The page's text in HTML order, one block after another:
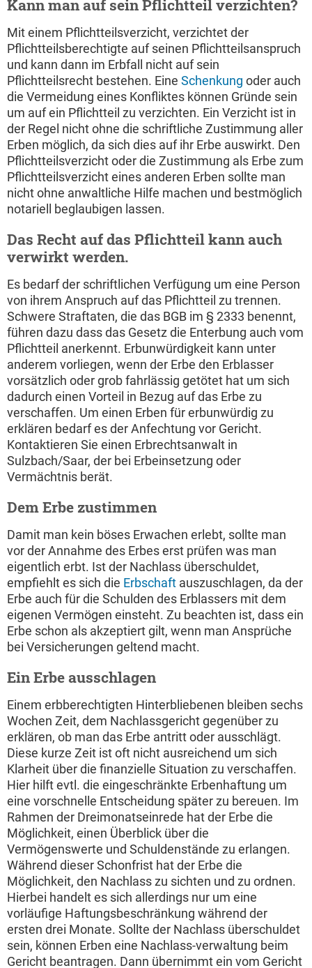
Kann man auf sein Pflichtteil verzichten?
Mit einem Pflichtteilsverzicht, verzichtet der
Pflichtteilsberechtigte auf seinen Pflichtteilsanspruch
und kann dann im Erbfall nicht auf sein
Pflichtteilsrecht bestehen. Eine Schenkung oder auch
die Vermeidung eines Konfliktes können Gründe sein
um auf ein Pflichtteil zu verzichten. Ein Verzicht ist in
der Regel nicht ohne die schriftliche Zustimmung aller
Erben möglich, da sich dies auf ihr Erbe auswirkt. Den
Pflichtteilsverzicht oder die Zustimmung als Erbe zum
Pflichtteilsverzicht eines anderen Erben sollte man
nicht ohne anwaltliche Hilfe machen und bestmöglich
notariell beglaubigen lassen.
Das Recht auf das Pflichtteil kann auch
verwirkt werden.
Es bedarf der schriftlichen Verfügung um eine Person
von ihrem Anspruch auf das Pflichtteil zu trennen.
Schwere Straftaten, die das BGB im § 2333 benennt,
führen dazu dass das Gesetz die Enterbung auch vom
Pflichtteil anerkennt. Erbunwürdigkeit kann unter
anderem vorliegen, wenn der Erbe den Erblasser
vorsätzlich oder grob fahrlässig getötet hat um sich
dadurch einen Vorteil in Bezug auf das Erbe zu
verschaffen. Um einen Erben für erbunwürdig zu
erklären bedarf es der Anfechtung vor Gericht.
Kontaktieren Sie einen Erbrechtsanwalt in
Sulzbach/Saar, der bei Erbeinsetzung oder
Vermächtnis berät.
Dem Erbe zustimmen
Damit man kein böses Erwachen erlebt, sollte man
vor der Annahme des Erbes erst prüfen was man
eigentlich erbt. Ist der Nachlass überschuldet,
empfiehlt es sich die Erbschaft auszuschlagen, da der
Erbe auch für die Schulden des Erblassers mit dem
eigenen Vermögen einsteht. Zu beachten ist, dass ein
Erbe schon als akzeptiert gilt, wenn man Ansprüche
bei Versicherungen geltend macht.
Ein Erbe ausschlagen
Einem erbberechtigten Hinterbliebenen bleiben sechs
Wochen Zeit, dem Nachlassgericht gegenüber zu
erklären, ob man das Erbe antritt oder ausschlägt.
Diese kurze Zeit ist oft nicht ausreichend um sich
Klarheit über die finanzielle Situation zu verschaffen.
Hier hilft evtl. die eingeschränkte Erbenhaftung um
eine vorschnelle Entscheidung später zu bereuen. Im
Rahmen der Dreimonatseinrede hat der Erbe die
Möglichkeit, einen Überblick über die
Vermögenswerte und Schuldenstände zu erlangen.
Während dieser Schonfrist hat der Erbe die
Möglichkeit, den Nachlass zu sichten und zu ordnen.
Hierbei handelt es sich allerdings nur um eine
vorläufige Haftungsbeschränkung während der
ersten drei Monate. Sollte der Nachlass überschuldet
sein, können Erben eine Nachlass-verwaltung beim
Gericht beantragen. Dann übernimmt ein vom Gericht